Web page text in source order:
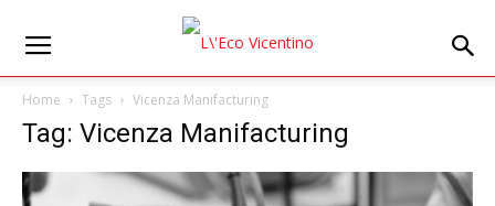
Home Tags Vicenza Manifacturing
Tag: Vicenza Manifacturing